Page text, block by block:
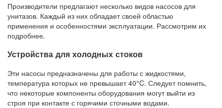
Производители предлагают несколько видов насосов для
унитазов. Каждый из них обладает своей областью
применения и особенностями эксплуатации. Рассмотрим их
подробнее.
Устройства для холодных стоков
Эти насосы предназначены для работы с жидкостями,
температура которых не превышает 40°C. Следует помнить,
что некоторые компоненты оборудования могут выйти из
строя при контакте с горячими сточными водами.